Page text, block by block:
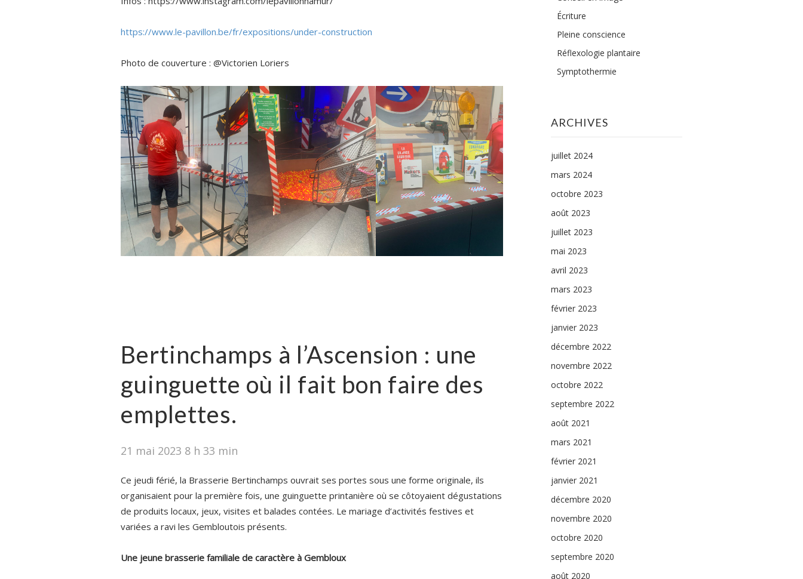
https://www.le-pavillon.be/fr/expositions/under-construction
Photo de couverture : @Victorien Loriers
Bertinchamps à l’Ascension : une
guinguette où il fait bon faire des
emplettes.
21 mai 2023 8 h 33 min
Ce jeudi férié, la Brasserie Bertinchamps ouvrait ses portes sous une forme originale, ils
organisaient pour la première fois, une guinguette printanière où se côtoyaient dégustations
de produits locaux, jeux, visites et balades contées. Le mariage d’activités festives et
variées a ravi les Gembloutois présents.
Une jeune brasserie familiale de caractère à Gembloux
Écriture
Pleine conscience
Réflexologie plantaire
Symptothermie
ARCHIVES
juillet 2024
mars 2024
octobre 2023
août 2023
juillet 2023
mai 2023
avril 2023
mars 2023
février 2023
janvier 2023
décembre 2022
novembre 2022
octobre 2022
septembre 2022
août 2021
mars 2021
février 2021
janvier 2021
décembre 2020
novembre 2020
octobre 2020
septembre 2020
août 2020